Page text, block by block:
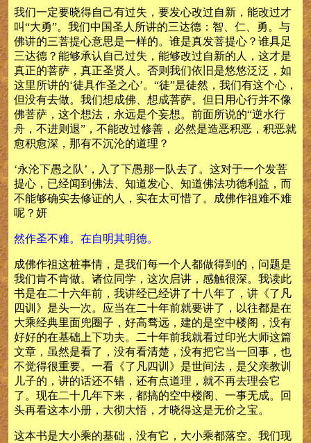
我们一定要晓得自己有过失，要发心改过自新，能改过才
叫“大勇”。我们中国圣人所讲的三达德：智、仁、勇。与
佛讲的三菩提心意思是一样的。谁是真发菩提心？谁具足
三达德？能够承认自己过失，能够改过自新的人，这才是
真正的菩萨，真正圣贤人。否则我们依旧是悠悠泛泛，如
这里所讲的‘徒具作圣之心’。“徒”是徒然，我们有这个心，
但没有去做。我们想成佛、想成菩萨。但日用心行并不像
佛菩萨，这个想法，永远是个妄想。前面所说的“逆水行
舟，不进则退”，不能改过修善，必然是造恶积恶，积恶就
愈积愈深，那有不沉沦的道理？
‘永沦下愚之队’，入了下愚那一队去了。这对于一个发菩
提心，已经闻到佛法、知道发心、知道佛法功德利益，而
不能够确实去修证的人，实在太可惜了。成佛作祖难不难
呢？妍
然作圣不难。在自明其明德。
成佛作祖这桩事情，是我们每一个人都做得到的，问题是
我们肯不肯做。诸位同学，这次启讲，感触很深。我读此
书是在二十六年前，我讲经已经讲了十八年了，讲《了凡
四训》是头一次。应当在二十年前就要讲了，以往都是在
大乘经典里面兜圈子，好高骛远，建的是空中楼阁，没有
好好的在基础上下功夫。二十年前我就看过印光大师这篇
文章，虽然是看了，没有看清楚，没有把它当一回事，也
不觉得很重要。一看《了凡四训》是世间法，是父亲教训
儿子的，讲的话还不错，还有点道理，就不再去理会它
了。现在二十几年下来，都搞的空中楼阁、一事无成。回
头再看这本小册，大彻大悟，才晓得这是无价之宝。
这本书是大小乘的基础，没有它，大小乘都落空。我们现